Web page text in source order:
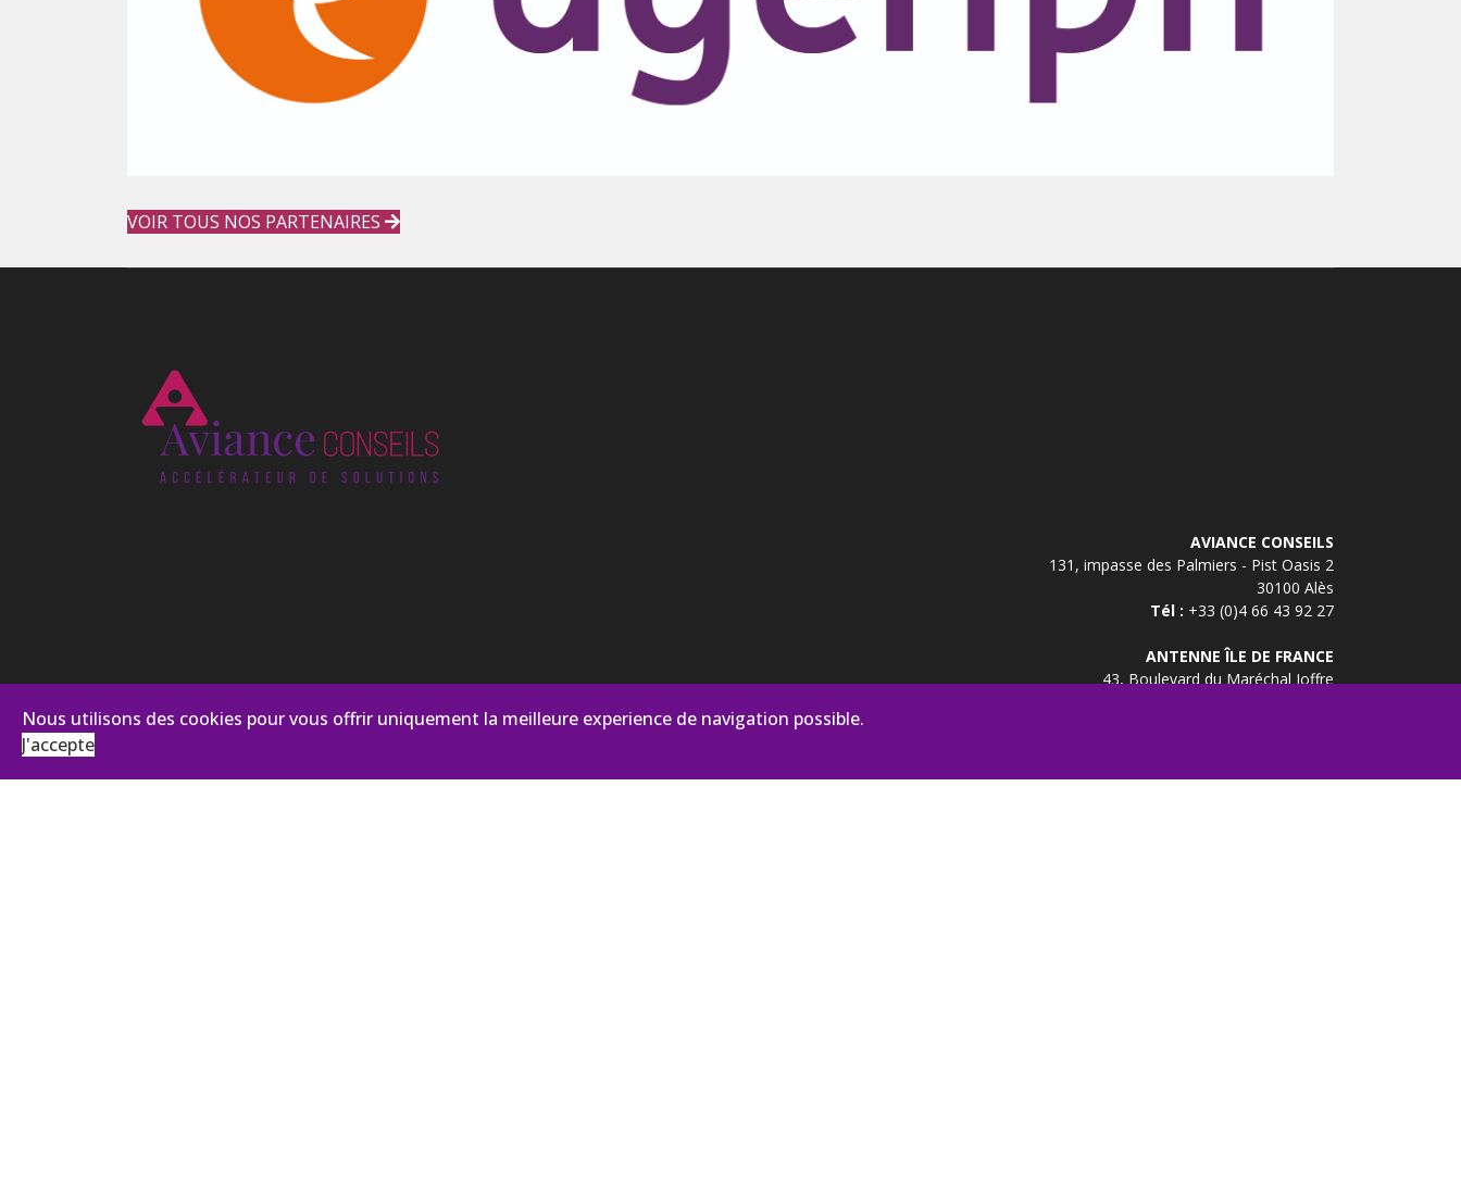
VOIR TOUS NOS PARTENAIRES
AVIANCE CONSEILS
131, impasse des Palmiers - Pist Oasis 2
30100 Alès
Tél : +33 (0)4 66 43 92 27
ANTENNE ÎLE DE FRANCE
43, Boulevard du Maréchal Joffre
Nous utilisons des cookies pour vous offrir uniquement la meilleure experience de navigation possible.
J'accepte